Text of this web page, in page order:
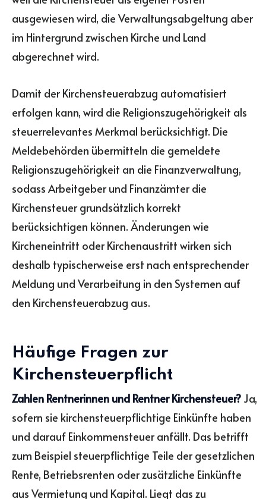
ausgewiesen wird, die Verwaltungsabgeltung aber
im Hintergrund zwischen Kirche und Land
abgerechnet wird.
Damit der Kirchensteuerabzug automatisiert
erfolgen kann, wird die Religionszugehörigkeit als
steuerrelevantes Merkmal berücksichtigt. Die
Meldebehörden übermitteln die gemeldete
Religionszugehörigkeit an die Finanzverwaltung,
sodass Arbeitgeber und Finanzämter die
Kirchensteuer grundsätzlich korrekt
berücksichtigen können. Änderungen wie
Kircheneintritt oder Kirchenaustritt wirken sich
deshalb typischerweise erst nach entsprechender
Meldung und Verarbeitung in den Systemen auf
den Kirchensteuerabzug aus.
Häufige Fragen zur
Kirchensteuerpflicht
Zahlen Rentnerinnen und Rentner Kirchensteuer? Ja,
sofern sie kirchensteuerpflichtige Einkünfte haben
und darauf Einkommensteuer anfällt. Das betrifft
zum Beispiel steuerpflichtige Teile der gesetzlichen
Rente, Betriebsrenten oder zusätzliche Einkünfte
aus Vermietung und Kapital. Liegt das zu